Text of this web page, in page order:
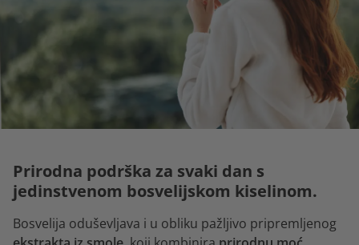
Prirodna podrška za svaki dan s
jedinstvenom bosvelijskom kiselinom.
Bosvelija oduševljava i u obliku pažljivo pripremljenog